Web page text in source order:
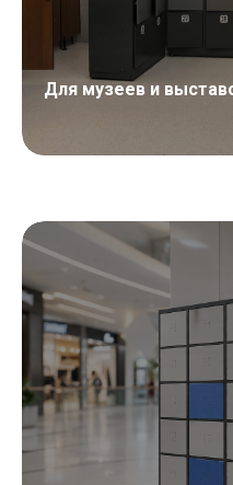
Для музеев и